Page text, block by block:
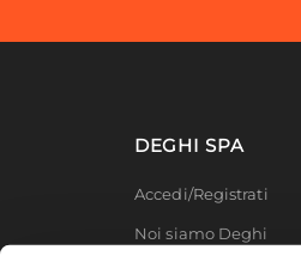
DEGHI SPA
Accedi/Registrati
Noi siamo Deghi